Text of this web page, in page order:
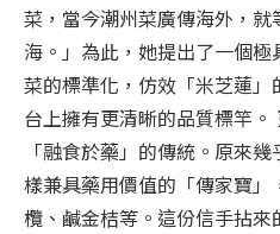
菜，當今潮州菜廣傳海外，
海。」為此，她提出了一個
菜的標準化，仿效「米芝蓮
台上擁有更清晰的品質標竿
「融食於藥」的傳統。原來
樣兼具藥用價值的「傳家寶
欖、鹹金桔等。這份信手拈